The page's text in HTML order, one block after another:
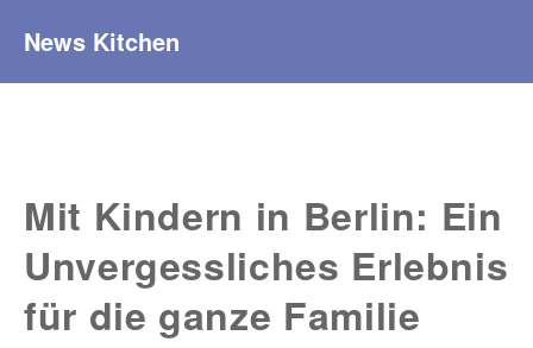
News Kitchen
Mit Kindern in Berlin: Ein
Unvergessliches Erlebnis
für die ganze Familie